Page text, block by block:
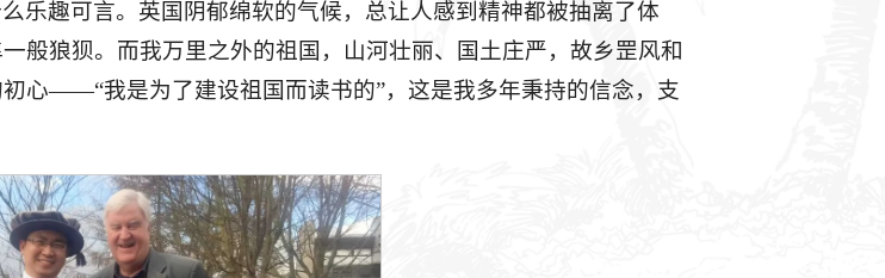
乐趣可言。英国阴郁绵软的气候，总让人感到精神都被抽离了体
般狼狈。而我万里之外的祖国，山河壮丽、国土庄严，故乡罡风和
心——“我是为了建设祖国而读书的”，这是我多年秉持的信念，支